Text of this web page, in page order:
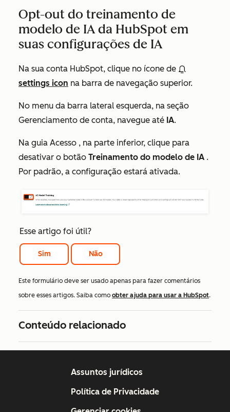
Opt-out do treinamento de
modelo de IA da HubSpot em
suas configurações de IA
Na sua conta HubSpot, clique no ícone de
settings icon na barra de navegação superior.
No menu da barra lateral esquerda, na seção
Gerenciamento de conta, navegue até IA.
Na guia Acesso , na parte inferior, clique para
desativar o botão Treinamento do modelo de IA .
Por padrão, a configuração estará ativada.
Esse artigo foi útil?
Sim Não
Este formulário deve ser usado apenas para fazer comentários
sobre esses artigos. Saiba como obter ajuda para usar a HubSpot.
Conteúdo relacionado
Assuntos jurídicos
Política de Privacidade